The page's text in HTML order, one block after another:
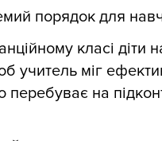
порядок для
класі діти
учитель міг
перебуває на